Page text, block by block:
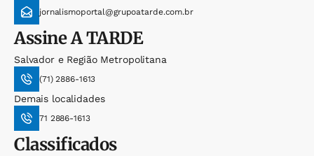
jornalismoportal@grupoatarde.com.br
AssineA TARDE
Salvador e Região Metropolitana
(71) 2886-1613
Demais localidades
71 2886-1613
Classificados